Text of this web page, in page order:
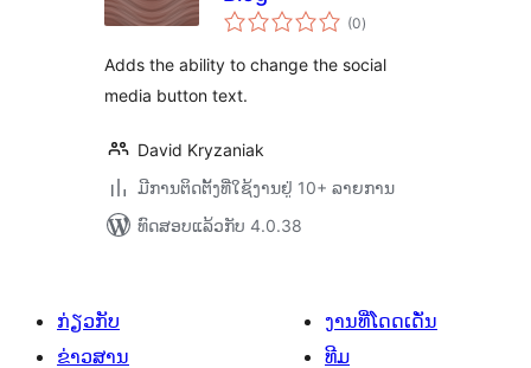
(0ຄະແນນ
ທັງໝົດ
)
Adds the ability to change the social
media button text.
David Kryzaniak
ມີການຕິດຕັ້ງທີ່ໃຊ້ງານຢູ່ 10+ ລາຍການ
ທົດສອບແລ້ວກັບ 4.0.38
ກ່ຽວກັບ
ຂ່າວສານ
ງານທີ່ໂດດເດັ່ນ
ທີມ